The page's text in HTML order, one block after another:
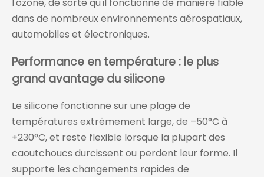
dans de nombreux environnements aérospatiaux,
automobiles et électroniques.
Performance en température : le plus
grand avantage du silicone
Le silicone fonctionne sur une plage de
températures extrêmement large, de –50°C à
+230°C, et reste flexible lorsque la plupart des
caoutchoucs durcissent ou perdent leur forme. Il
supporte les changements rapides de